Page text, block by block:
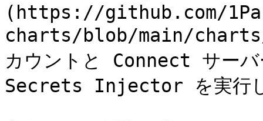
(https://github.com/
charts/blob/main/
カウントと Connect サー
Secrets Injector を実行